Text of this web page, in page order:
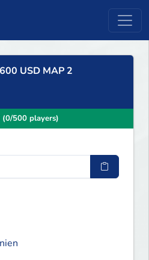
USD MAP 2
(0/500 players)